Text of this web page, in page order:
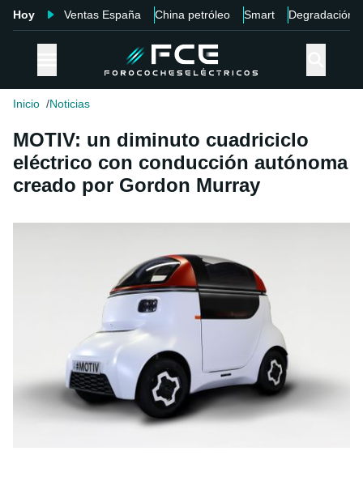
Hoy Ventas España China petróleo Smart Degradación
Inicio Noticias
MOTIV: un diminuto cuadriciclo
eléctrico con conducción autónoma
creado por Gordon Murray